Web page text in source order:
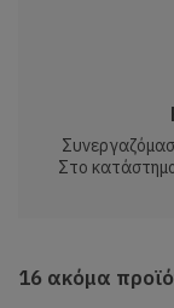
Στο
16 ακόμα